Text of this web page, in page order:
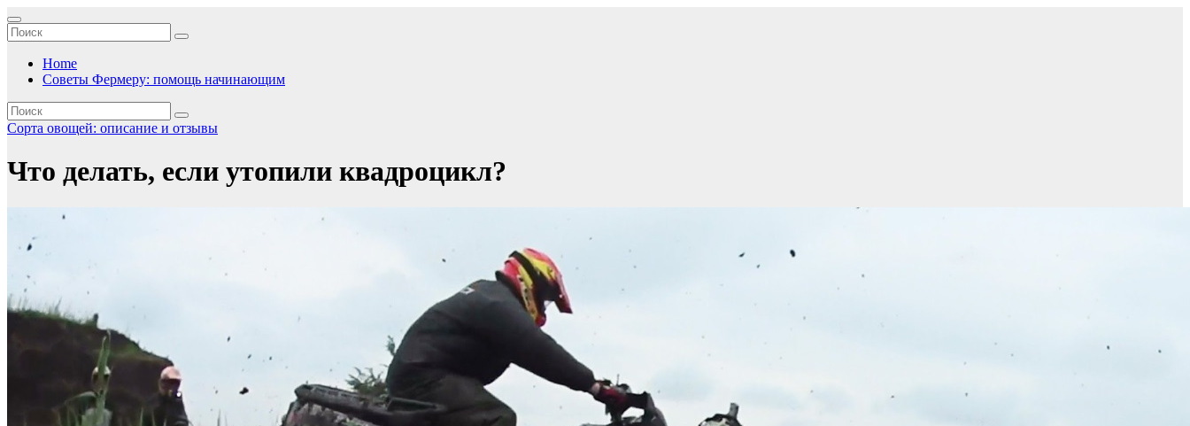
Перейти
к
содержимому
Home
Советы Фермеру: помощь начинающим
Сорта овощей: описание и отзывы
Что делать, если утопили квадроцикл?